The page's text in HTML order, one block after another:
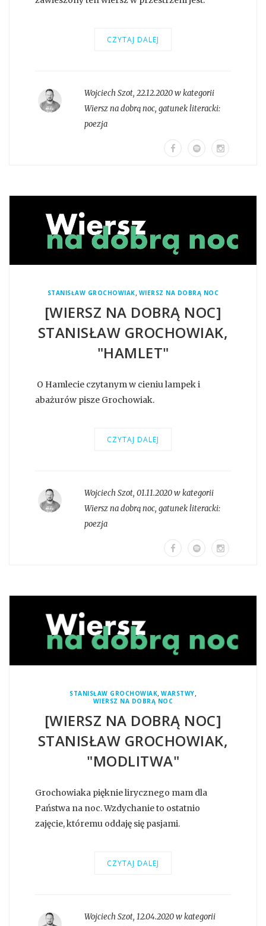
CZYTAJ DALEJ
Wojciech Szot, 22.12.2020 w kategorii
Wiersz na dobrą noc, gatunek literacki:
poezja
STANISŁAW GROCHOWIAK, WIERSZ NA DOBRĄ NOC
[WIERSZ NA DOBRĄ NOC]
STANISŁAW GROCHOWIAK,
"HAMLET"
O Hamlecie czytanym w cieniu lampek i
abażurów pisze Grochowiak.
CZYTAJ DALEJ
Wojciech Szot, 01.11.2020 w kategorii
Wiersz na dobrą noc, gatunek literacki:
poezja
STANISŁAW GROCHOWIAK,WARSTWY,
WIERSZ NA DOBRĄ NOC
[WIERSZ NA DOBRĄ NOC]
STANISŁAW GROCHOWIAK,
"MODLITWA"
Grochowiaka pięknie lirycznego mam dla
Państwa na noc. Wzdychanie to ostatnio
zajęcie, któremu oddaję się pasjami.
CZYTAJ DALEJ
Wojciech Szot, 12.04.2020 w kategorii